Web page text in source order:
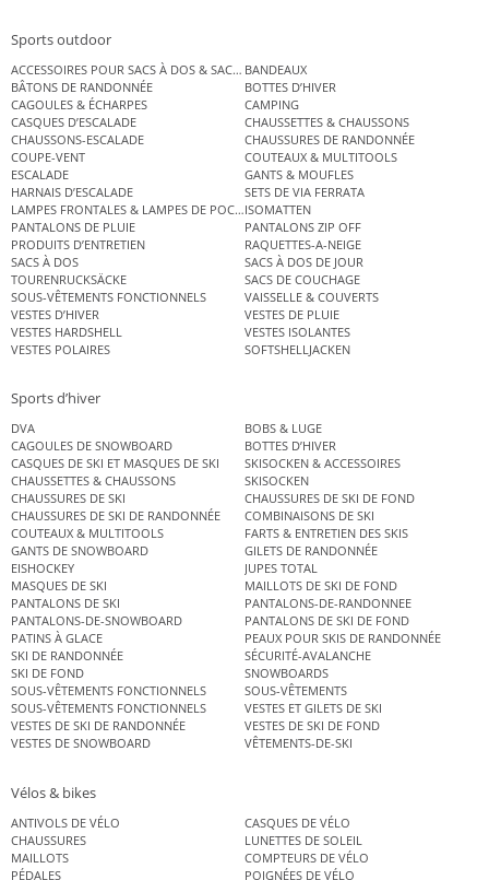
Sports outdoor
ACCESSOIRES POUR SACS À DOS & SACS ÉTANCHES
BANDEAUX
BÂTONS DE RANDONNÉE
BOTTES D’HIVER
CAGOULES & ÉCHARPES
CAMPING
CASQUES D’ESCALADE
CHAUSSETTES & CHAUSSONS
CHAUSSONS-ESCALADE
CHAUSSURES DE RANDONNÉE
COUPE-VENT
COUTEAUX & MULTITOOLS
ESCALADE
GANTS & MOUFLES
HARNAIS D’ESCALADE
SETS DE VIA FERRATA
LAMPES FRONTALES & LAMPES DE POCHEISOMATTEN
PANTALONS DE PLUIE
PANTALONS ZIP OFF
PRODUITS D’ENTRETIEN
RAQUETTES-A-NEIGE
SACS À DOS
SACS À DOS DE JOUR
TOURENRUCKSÄCKE
SACS DE COUCHAGE
SOUS-VÊTEMENTS FONCTIONNELS
VAISSELLE & COUVERTS
VESTES D’HIVER
VESTES DE PLUIE
VESTES HARDSHELL
VESTES ISOLANTES
VESTES POLAIRES
SOFTSHELLJACKEN
Sports d’hiver
DVA
BOBS & LUGE
CAGOULES DE SNOWBOARD
BOTTES D’HIVER
CASQUES DE SKI ET MASQUES DE SKI
SKISOCKEN & ACCESSOIRES
CHAUSSETTES & CHAUSSONS
SKISOCKEN
CHAUSSURES DE SKI
CHAUSSURES DE SKI DE FOND
CHAUSSURES DE SKI DE RANDONNÉE
COMBINAISONS DE SKI
COUTEAUX & MULTITOOLS
FARTS & ENTRETIEN DES SKIS
GANTS DE SNOWBOARD
GILETS DE RANDONNÉE
EISHOCKEY
JUPES TOTAL
MASQUES DE SKI
MAILLOTS DE SKI DE FOND
PANTALONS DE SKI
PANTALONS-DE-RANDONNEE
PANTALONS-DE-SNOWBOARD
PANTALONS DE SKI DE FOND
PATINS À GLACE
PEAUX POUR SKIS DE RANDONNÉE
SKI DE RANDONNÉE
SÉCURITÉ-AVALANCHE
SKI DE FOND
SNOWBOARDS
SOUS-VÊTEMENTS FONCTIONNELS
SOUS-VÊTEMENTS
SOUS-VÊTEMENTS FONCTIONNELS
VESTES ET GILETS DE SKI
VESTES DE SKI DE RANDONNÉE
VESTES DE SKI DE FOND
VESTES DE SNOWBOARD
VÊTEMENTS-DE-SKI
Vélos & bikes
ANTIVOLS DE VÉLO
CASQUES DE VÉLO
CHAUSSURES
LUNETTES DE SOLEIL
MAILLOTS
COMPTEURS DE VÉLO
PÉDALES
POIGNÉES DE VÉLO